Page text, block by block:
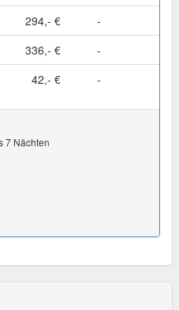
294,- €
-
336,- €
-
42,- € -
7 Nächten